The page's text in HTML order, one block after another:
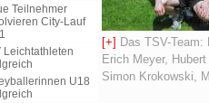
Teilnehmer
City-Lauf
Leichtathleten
U18
[+] Das TSV-Team:
Erich Meyer,
Simon Krokowski,